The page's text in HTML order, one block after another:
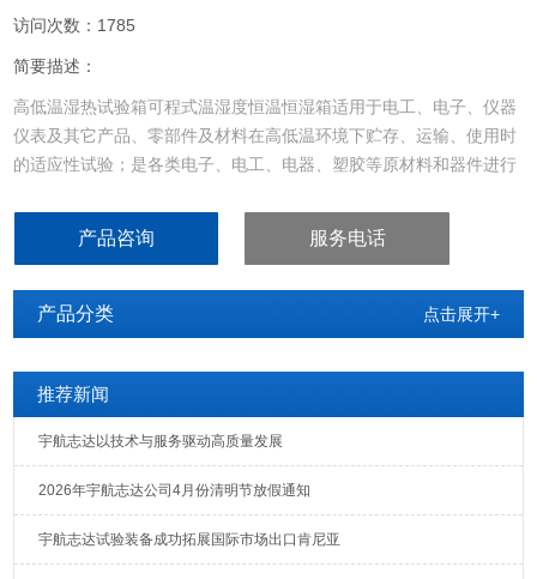
访问次数：1785
简要描述：
高低温湿热试验箱可程式温湿度恒温恒湿箱适用于电工、电子、仪器
仪表及其它产品、零部件及材料在高低温环境下贮存、运输、使用时
的适应性试验；是各类电子、电工、电器、塑胶等原材料和器件进行
温、耐低温、循环试验。
产品咨询 服务电话
产品分类 点击展开+
推荐新闻
宇航志达以技术与服务驱动高质量发展
2026年宇航志达公司4月份清明节放假通知
宇航志达试验装备成功拓展国际市场出口肯尼亚